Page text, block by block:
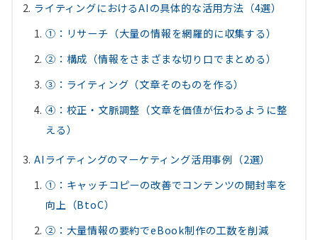
ライティングにおけるAIの具体的な活用方法（4選）
①：リサーチ（大量の情報を網羅的に収集する）
②：構成（情報をさまざまな切り口でまとめる）
③：ライティング（文章そのものを作る）
④：校正・文脈調整（文章を価値が伝わるように整
える）
AIライティングのマーケティング活用事例（2選）
①：キャッチコピーの改善でコンテンツの開封率を
向上（BtoC）
②：大量情報の要約でeBook制作の工数を削減